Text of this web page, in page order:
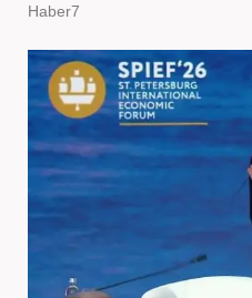
Haber7